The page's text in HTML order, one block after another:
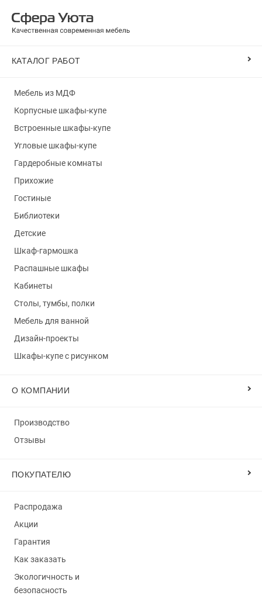
КАТАЛОГ РАБОТ
Мебель из МДФ
Корпусные шкафы-купе
Встроенные шкафы-купе
Угловые шкафы-купе
Гардеробные комнаты
Прихожие
Гостиные
Библиотеки
Детские
Шкаф-гармошка
Распашные шкафы
Кабинеты
Столы, тумбы, полки
Мебель для ванной
Дизайн-проекты
Шкафы-купе с рисунком
О КОМПАНИИ
Производство
Отзывы
ПОКУПАТЕЛЮ
Распродажа
Акции
Гарантия
Как заказать
Экологичность и
безопасность